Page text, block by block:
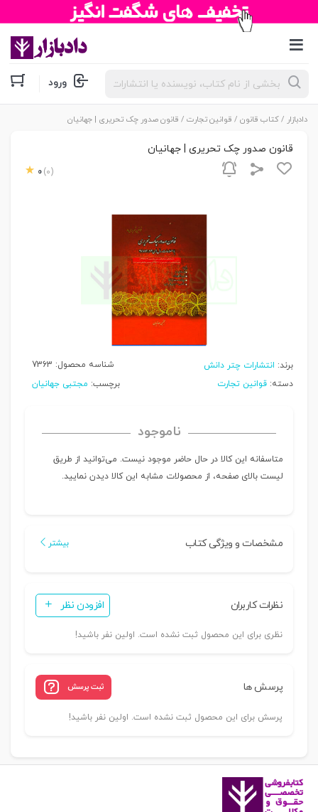
جستجوی
محصولات ورود
دادبازار /کتاب قانون / قوانین تجارت / قانون صدور چک تحریری | جهانیان
قانون صدور چک تحریری | جهانیان
0 (0)
برند: انتشارات چتر دانش شناسه محصول: 7363
دسته: قوانین تجارت برچسب: مجتبی جهانیان
ناموجود
متاسفانه این کالا در حال حاضر موجود نیست. می‌توانید از طریق
لیست بالای صفحه، از محصولات مشابه این کالا دیدن نمایید.
مشخصات و ویژگی کتاب بیشتر
نظرات کاربران افزودن نظر
نظری برای این محصول ثبت نشده است. اولین نفر باشید!
پرسش ها ثبت پرسش
پرسش برای این محصول ثبت نشده است. اولین نفر باشید!